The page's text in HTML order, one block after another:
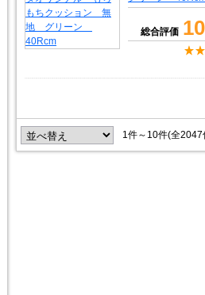
総合評価
1件～10件(全